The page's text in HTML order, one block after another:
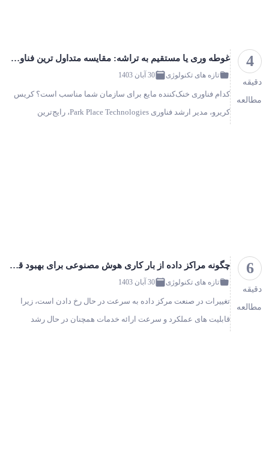
4
دقیقه
مطالعه
غوطه‌ وری یا مستقیم به تراشه: مقایسه متداول ترین فناوری های خنک کننده مایع
تازه های تکنولوژی 30 آبان 1403
کدام فناوری خنک‌کننده مایع برای سازمان شما مناسب است؟ کریس
کریرو، مدیر ارشد فناوری Park Place Technologies، رایج‌ترین
6
دقیقه
مطالعه
چگونه مراکز داده از بار کاری هوش مصنوعی برای بهبود قابلیت‌های ابر، LLM و استنتاج استفاده می‌کنند!؟
تازه های تکنولوژی 30 آبان 1403
تغییرات در صنعت مرکز داده به سرعت در حال رخ دادن است، زیرا
قابلیت های عملکرد و سرعت ارائه خدمات همچنان در حال رشد